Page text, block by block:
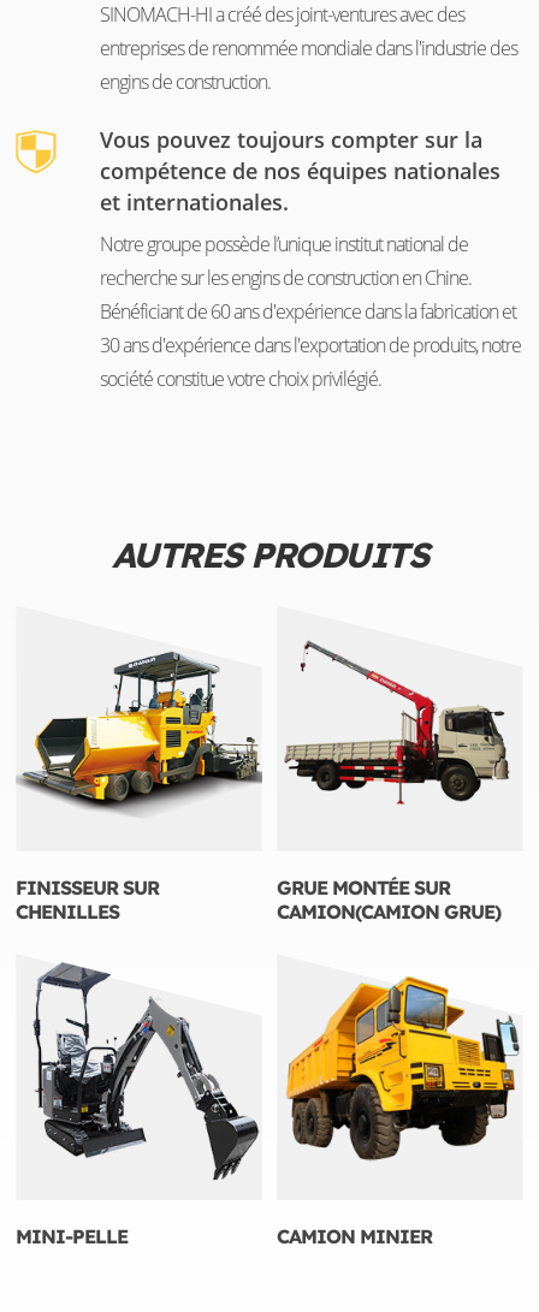
SINOMACH-HI a créé des joint-ventures avec des
entreprises de renommée mondiale dans l'industrie des
engins de construction.
Vous pouvez toujours compter sur la
compétence de nos équipes nationales
et internationales.
Notre groupe possède l’unique institut national de
recherche sur les engins de construction en Chine.
Bénéficiant de 60 ans d'expérience dans la fabrication et
30 ans d'expérience dans l'exportation de produits, notre
société constitue votre choix privilégié.
AUTRES PRODUITS
FINISSEUR SUR
CHENILLES
GRUE MONTÉE SUR
CAMION(CAMION GRUE)
MINI-PELLE CAMION MINIER